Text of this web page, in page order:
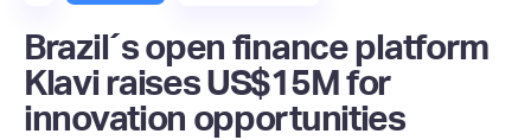
Brazil´s open finance platform
Klavi raises US$15M for
innovation opportunities